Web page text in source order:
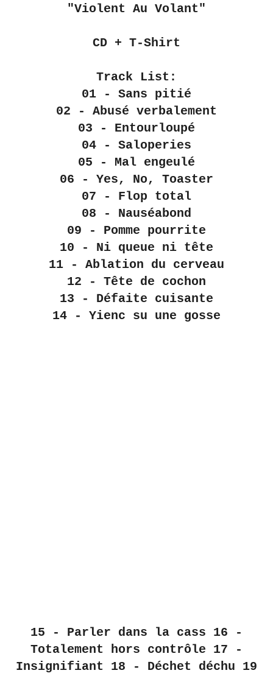
"Violent Au Volant"
CD + T-Shirt
Track List:
01 - Sans pitié
02 - Abusé verbalement
03 - Entourloupé
04 - Saloperies
05 - Mal engeulé
06 - Yes, No, Toaster
07 - Flop total
08 - Nauséabond
09 - Pomme pourrite
10 - Ni queue ni tête
11 - Ablation du cerveau
12 - Tête de cochon
13 - Défaite cuisante
14 - Yienc su une gosse
15 - Parler dans la cass 16 -
Totalement hors contrôle 17 -
Insignifiant 18 - Déchet déchu 19